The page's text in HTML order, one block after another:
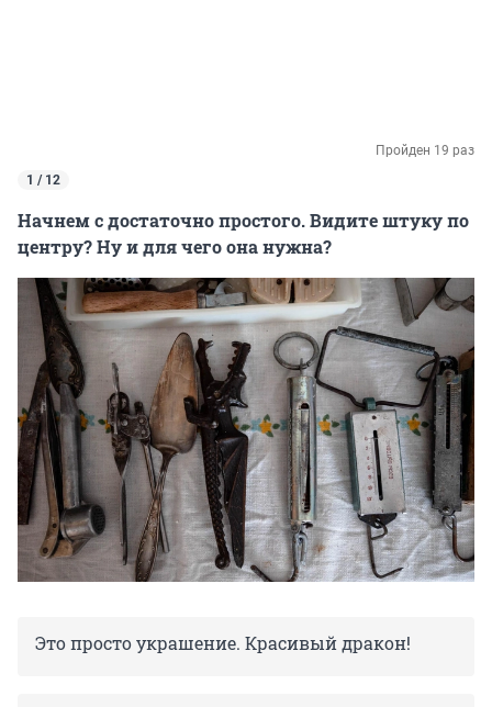
Пройден 19 раз
1 / 12
Начнем с достаточно простого. Видите штуку по
центру? Ну и для чего она нужна?
Это просто украшение. Красивый дракон!